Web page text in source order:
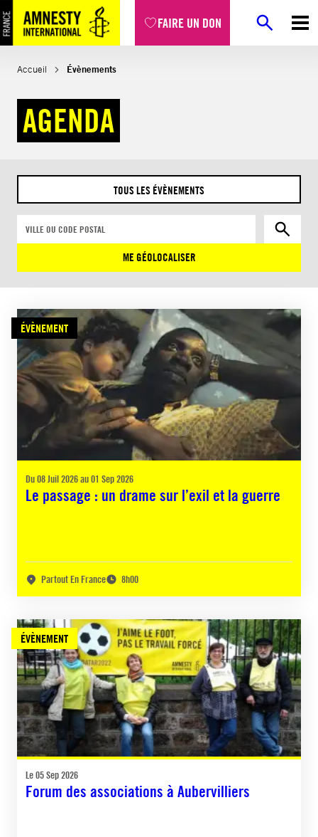
FAIRE UN DON
Accueil Évènements
AGENDA
TOUS LES ÉVÈNEMENTS
ME GÉOLOCALISER
ÉVÈNEMENT
Du 08 Juil 2026 au 01 Sep 2026
Le passage : un drame sur l’exil et la guerre
Partout En France 8h00
ÉVÈNEMENT
Le 05 Sep 2026
Forum des associations à Aubervilliers